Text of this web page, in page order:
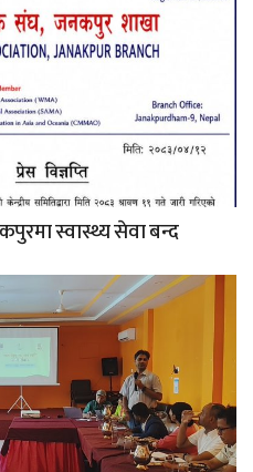
स्वास्थ्य सेवा बन्द